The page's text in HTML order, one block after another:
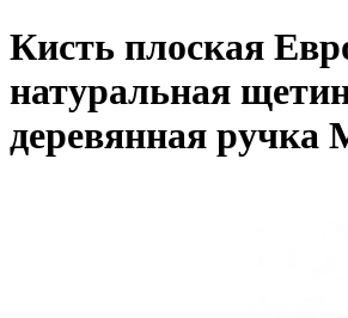
Кисть плоская
натуральная
деревянная ручка